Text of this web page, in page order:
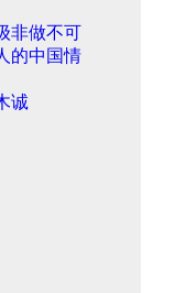
非做不可
的中国情
诚